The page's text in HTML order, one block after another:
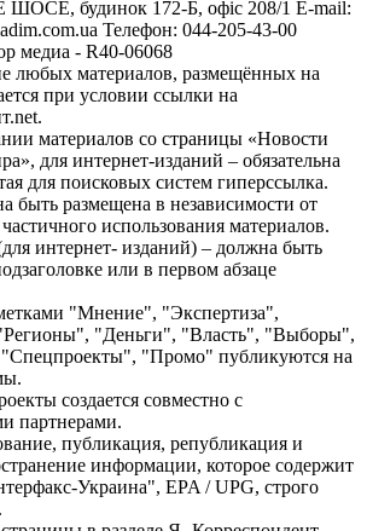
будинок 172-Б, офіс 208/1 E-mail:
Телефон: 044-205-43-00
медиа - R40-06068
любых материалов, размещённых на
при условии ссылки на
материалов со страницы «Новости
для интернет-изданий – обязательна
для поисковых систем гиперссылка.
быть размещена в независимости от
использования материалов.
интернет- изданий) – должна быть
или в первом абзаце
"Мнение", "Экспертиза",
"Деньги", "Власть", "Выборы",
"Спецпроекты", "Промо" публикуются на
создается совместно с
партнерами.
публикация, републикация и
информации, которое содержит
Украина", EPA / UPG, строго